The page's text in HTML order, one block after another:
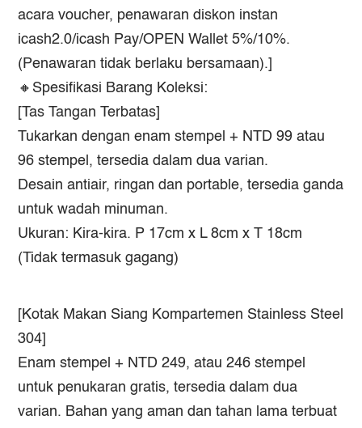
acara voucher, penawaran diskon instan
icash2.0/icash Pay/OPEN Wallet 5%/10%.
(Penawaran tidak berlaku bersamaan).]
🔸Spesifikasi Barang Koleksi:​
[Tas Tangan Terbatas]
Tukarkan dengan enam stempel + NTD 99 atau
96 stempel, tersedia dalam dua varian.
Desain antiair, ringan dan portable, tersedia ganda
untuk wadah minuman.
Ukuran: Kira-kira. P 17cm x L 8cm x T 18cm
(Tidak termasuk gagang)
[Kotak Makan Siang Kompartemen Stainless Steel
304]
Enam stempel + NTD 249, atau 246 stempel
untuk penukaran gratis, tersedia dalam dua
varian. Bahan yang aman dan tahan lama terbuat